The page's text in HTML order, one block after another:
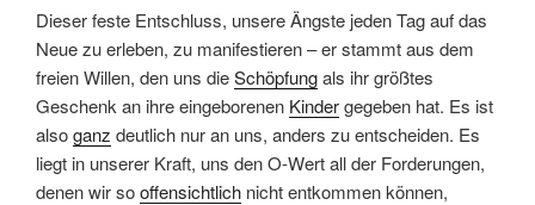
Dieser feste Entschluss, unsere Ängste jeden Tag auf das
Neue zu erleben, zu manifestieren – er stammt aus dem
freien Willen, den uns dieSchöpfungals ihr größtes
Geschenk an ihre eingeborenen Kindergegeben hat. Es ist
alsoganz deutlich nur an uns, anders zu entscheiden. Es
liegt in unserer Kraft, uns den O-Wert all der Forderungen,
denen wir sooffensichtlich nicht entkommen können,